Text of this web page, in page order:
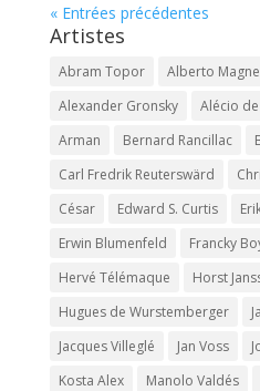
« Entrées précédentes
Artistes
Abram Topor Alberto
Alexander Gronsky
Alécio
Arman
Bernard Rancillac
Carl Fredrik Reuterswärd
César
Edward S. Curtis
Erwin Blumenfeld
Francky
Hervé Télémaque
Horst
Hugues de Wurstemberger
Jacques Villeglé
Jan Voss
Kosta Alex
Manolo Valdés